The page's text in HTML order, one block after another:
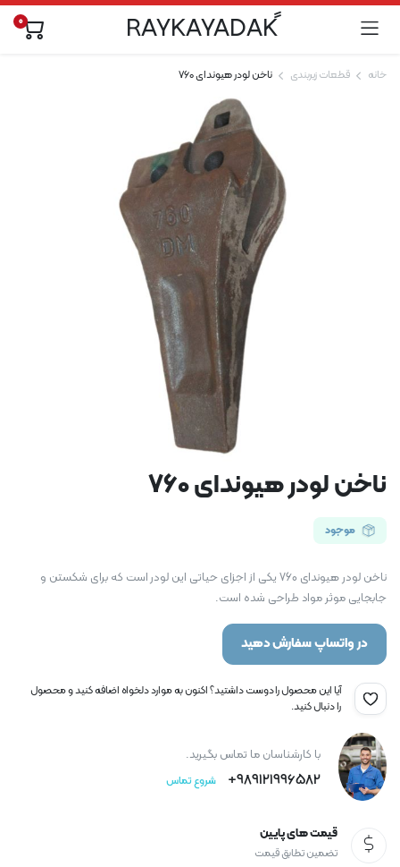
ًRAYKAYADAK 0
خانه قطعات زیربندی ناخن لودر هیوندای 760
ناخن لودر هیوندای 760
موجود
ناخن لودر هیوندای 760 یکی از اجزای حیاتی این لودر است که برای شکستن و
جابجایی موثر مواد طراحی شده است.
در واتساپ سفارش دهید
آیا این محصول را دوست داشتید؟ اکنون به موارد دلخواه اضافه کنید و محصول
را دنبال کنید.
با کارشناسان ما تماس بگیرید.
989121996582+ شروع تماس
قیمت های پایین
تضمین تطابق قیمت